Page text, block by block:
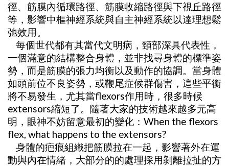
徑、筋膜內循環路徑、筋膜收縮路徑與下視丘路徑
等，影響中樞神經系統與自主神經系統以達理想鬆
弛效用。
每個世代都有其當代文明病，頸部深具代表性，
一個滿意的結構整合身體，並非找尋身體的標準姿
勢，而是筋膜的張力均衡以及動作的協調。當身體
如頭前位不良姿勢，或鞭尾症候群傷害，這些平衡
將不易發生，尤其當flexors作用時，很多時候
extensors縮短了。隨著大家的技術越來越多元高
明，眼神不妨留意最初的變化：When the flexors
flex, what happens to the extensors?
身體的疤痕組織把筋膜拉在一起，影響著外在運
動與內在情緒，大部分的的處理採用剝離拉扯的方